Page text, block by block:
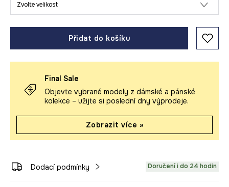
Zvolte velikost
Přidat do košíku
Final Sale
Objevte vybrané modely z dámské a pánské
kolekce – užijte si poslední dny výprodeje.
Zobrazit více »
Dodací podmínky Doručení i do 24 hodin